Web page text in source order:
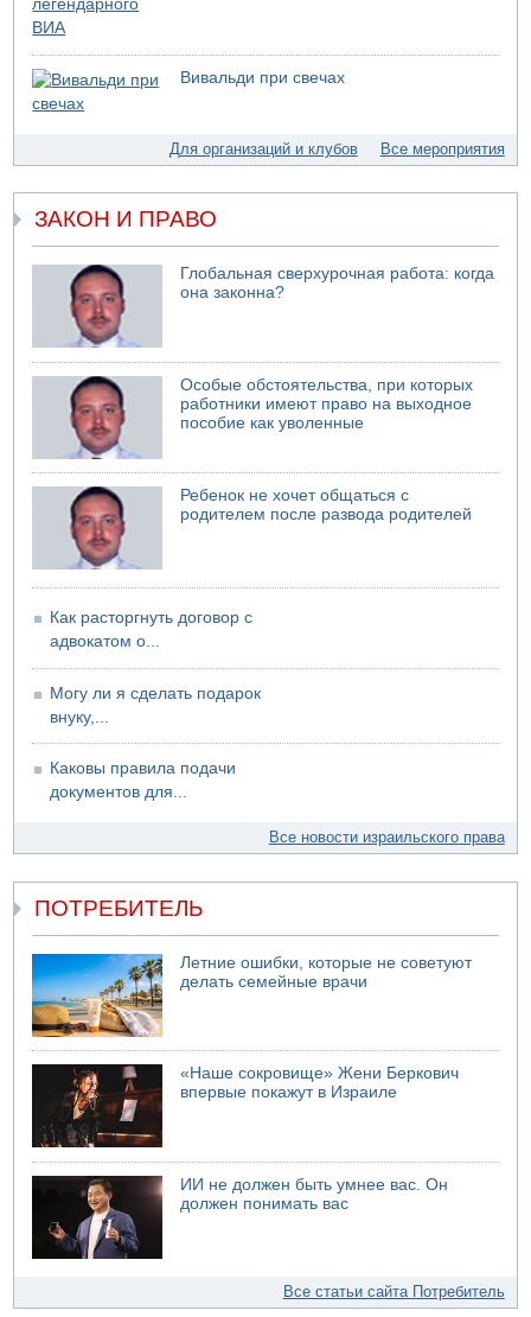
07.08.2026 17:48
В Иерусалиме водитель врезался в забор и серьезно
пострадал
07.08.2026 13:47
Ливанская армия сообщила о ранении солдата
07.08.2026 13:39
Моджтаба Хаменеи в плохом состоянии
Вивальди при свечах
Для организаций и клубов Все мероприятия
ЗАКОН И ПРАВО
Глобальная сверхурочная работа: когда
она законна?
Особые обстоятельства, при которых
работники имеют право на выходное
пособие как уволенные
Ребенок не хочет общаться с
родителем после развода родителей
Как расторгнуть договор с
адвокатом о...
Могу ли я сделать подарок
внуку,...
Каковы правила подачи
документов для...
Все новости израильского права
ПОТРЕБИТЕЛЬ
Летние ошибки, которые не советуют
делать семейные врачи
«Наше сокровище» Жени Беркович
впервые покажут в Израиле
ИИ не должен быть умнее вас. Он
должен понимать вас
Все статьи сайта Потребитель